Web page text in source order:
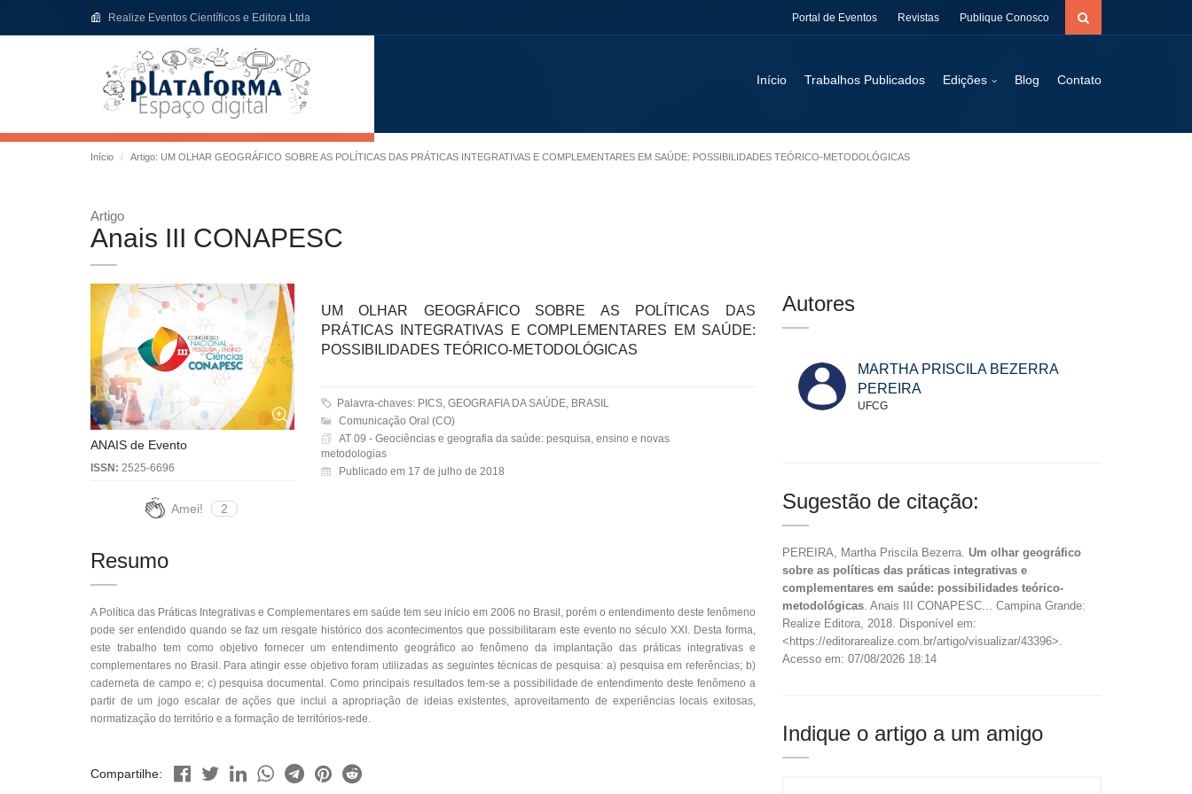
Realize Eventos Científicos e Editora Ltda Portal de Eventos Revistas Publique Conosco
Início Trabalhos Publicados Edições Blog Contato
Início Artigo: UM OLHAR GEOGRÁFICO SOBRE AS POLÍTICAS DAS PRÁTICAS INTEGRATIVAS E COMPLEMENTARES EM SAÚDE: POSSIBILIDADES TEÓRICO-METODOLÓGICAS
Artigo
Anais III CONAPESC
ANAIS de Evento
ISSN: 2525-6696
Amei! 2
UM OLHAR GEOGRÁFICO SOBRE AS POLÍTICAS DAS
PRÁTICAS INTEGRATIVAS E COMPLEMENTARES EM SAÚDE:
POSSIBILIDADES TEÓRICO-METODOLÓGICAS
Palavra-chaves: PICS, GEOGRAFIA DA SAÚDE, BRASIL
Comunicação Oral (CO)
AT 09 - Geociências e geografia da saúde: pesquisa, ensino e novas
metodologias
Publicado em 17 de julho de 2018
Resumo
A Política das Práticas Integrativas e Complementares em saúde tem seu início em 2006 no Brasil, porém o entendimento deste fenômeno
pode ser entendido quando se faz um resgate histórico dos acontecimentos que possibilitaram este evento no século XXI. Desta forma,
este trabalho tem como objetivo fornecer um entendimento geográfico ao fenômeno da implantação das práticas integrativas e
complementares no Brasil. Para atingir esse objetivo foram utilizadas as seguintes técnicas de pesquisa: a) pesquisa em referências; b)
caderneta de campo e; c) pesquisa documental. Como principais resultados tem-se a possibilidade de entendimento deste fenômeno a
partir de um jogo escalar de ações que inclui a apropriação de ideias existentes, aproveitamento de experiências locais exitosas,
normatização do território e a formação de territórios-rede.
Compartilhe:
Autores
MARTHA PRISCILA BEZERRA
PEREIRA
UFCG
Sugestão de citação:
PEREIRA, Martha Priscila Bezerra. Um olhar geográfico
sobre as políticas das práticas integrativas e
complementares em saúde: possibilidades teórico-
metodológicas. Anais III CONAPESC... Campina Grande:
Realize Editora, 2018. Disponível em:
<https://editorarealize.com.br/artigo/visualizar/43396>.
Acesso em: 07/08/2026 18:14
Indique o artigo a um amigo